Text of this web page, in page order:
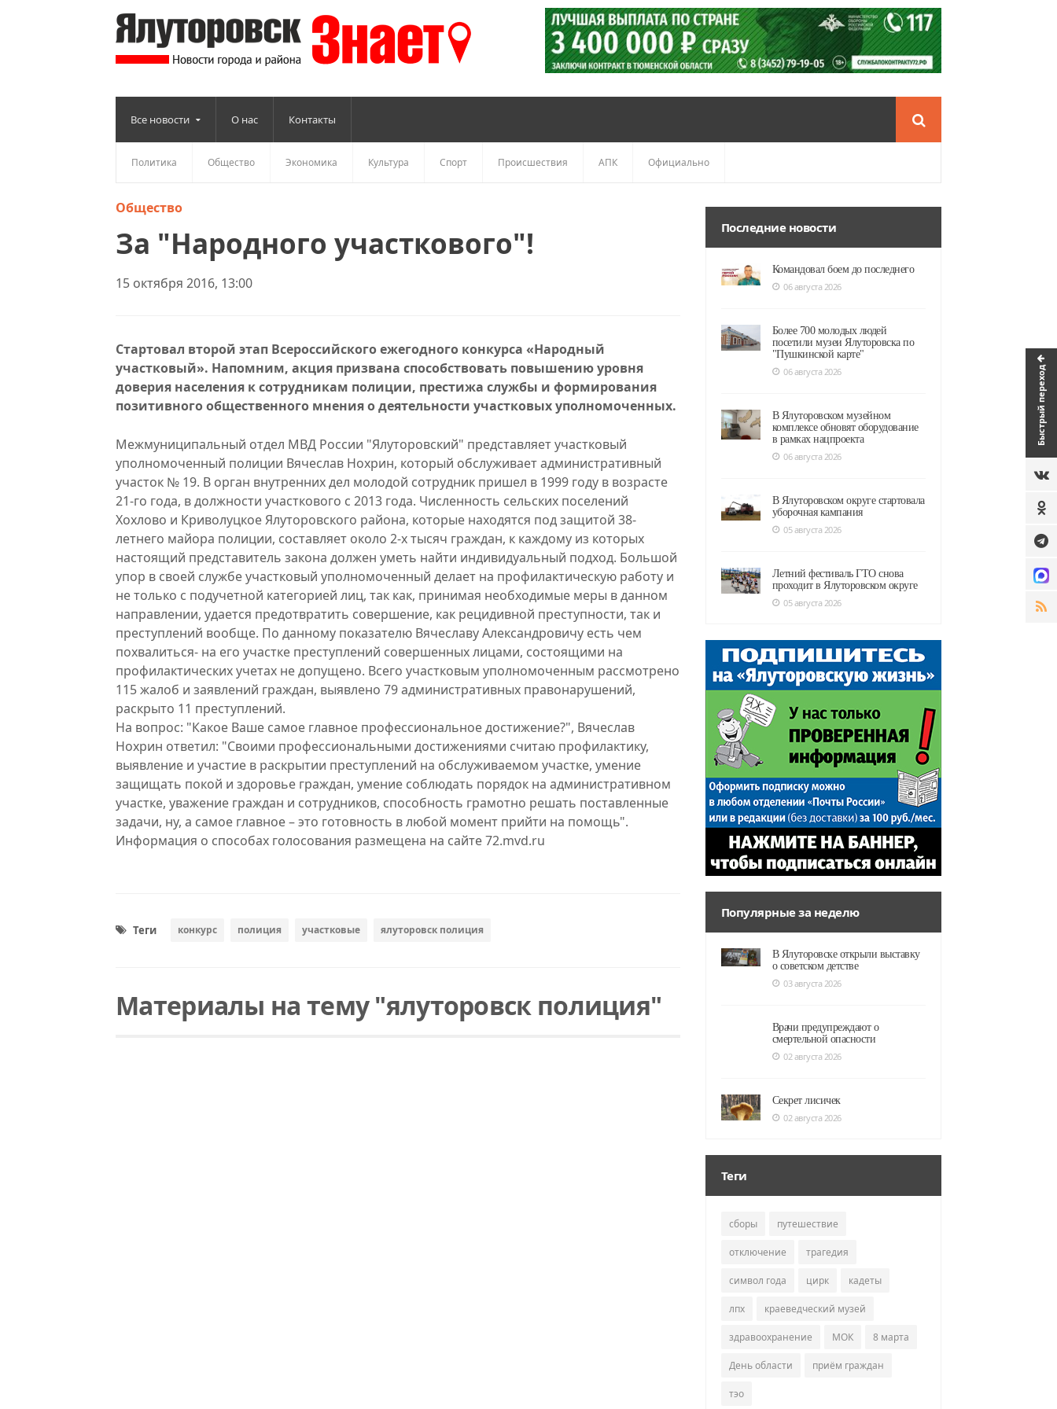
Быстрый переход
Все новости О нас Контакты
Политика Общество Экономика Культура Спорт Происшествия АПК Официально
Общество
За "Народного участкового"!
15 октября 2016, 13:00
Стартовал второй этап Всероссийского ежегодного конкурса «Народный
участковый». Напомним, акция призвана способствовать повышению уровня
доверия населения к сотрудникам полиции, престижа службы и формирования
позитивного общественного мнения о деятельности участковых уполномоченных.
Межмуниципальный отдел МВД России "Ялуторовский" представляет участковый
уполномоченный полиции Вячеслав Нохрин, который обслуживает административный
участок № 19. В орган внутренних дел молодой сотрудник пришел в 1999 году в возрасте
21-го года, в должности участкового с 2013 года. Численность сельских поселений
Хохлово и Криволуцкое Ялуторовского района, которые находятся под защитой 38-
летнего майора полиции, составляет около 2-х тысяч граждан, к каждому из которых
настоящий представитель закона должен уметь найти индивидуальный подход. Большой
упор в своей службе участковый уполномоченный делает на профилактическую работу и
не только с подучетной категорией лиц, так как, принимая необходимые меры в данном
направлении, удается предотвратить совершение, как рецидивной преступности, так и
преступлений вообще. По данному показателю Вячеславу Александровичу есть чем
похвалиться- на его участке преступлений совершенных лицами, состоящими на
профилактических учетах не допущено. Всего участковым уполномоченным рассмотрено
115 жалоб и заявлений граждан, выявлено 79 административных правонарушений,
раскрыто 11 преступлений.
На вопрос: "Какое Ваше самое главное профессиональное достижение?", Вячеслав
Нохрин ответил: "Своими профессиональными достижениями считаю профилактику,
выявление и участие в раскрытии преступлений на обслуживаемом участке, умение
защищать покой и здоровье граждан, умение соблюдать порядок на административном
участке, уважение граждан и сотрудников, способность грамотно решать поставленные
задачи, ну, а самое главное – это готовность в любой момент прийти на помощь".
Информация о способах голосования размещена на сайте 72.mvd.ru
Теги конкурс полиция участковые ялуторовск полиция
Материалы на тему "ялуторовск полиция"
Последние новости
Командовал боем до последнего
06 августа 2026
Более 700 молодых людей
посетили музеи Ялуторовска по
"Пушкинской карте"
06 августа 2026
В Ялуторовском музейном
комплексе обновят оборудование
в рамках нацпроекта
06 августа 2026
В Ялуторовском округе стартовала
уборочная кампания
05 августа 2026
Летний фестиваль ГТО снова
проходит в Ялуторовском округе
05 августа 2026
Популярные за неделю
В Ялуторовске открыли выставку
о советском детстве
03 августа 2026
Врачи предупреждают о
смертельной опасности
02 августа 2026
Секрет лисичек
02 августа 2026
Теги
сборы путешествие
отключение трагедия
символ года цирк кадеты
лпх краеведческий музей
здравоохранение МОК 8 марта
День области приём граждан
тэо